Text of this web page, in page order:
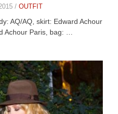
/ OUTFIT
AQ/AQ, skirt: Edward Achour
Achour Paris, bag: …